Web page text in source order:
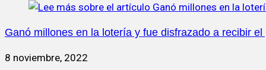
Ganó millones en la lotería y fue disfrazado a recibir
8 noviembre, 2022